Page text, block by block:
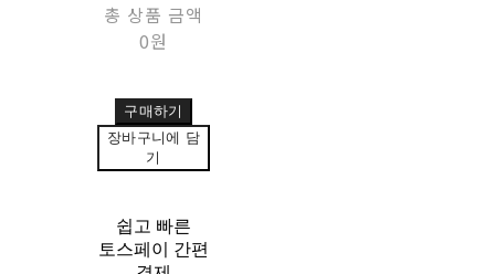
총 상품 금액
0원
구매하기
장바구니에 담
기
쉽고 빠른
토스페이 간편